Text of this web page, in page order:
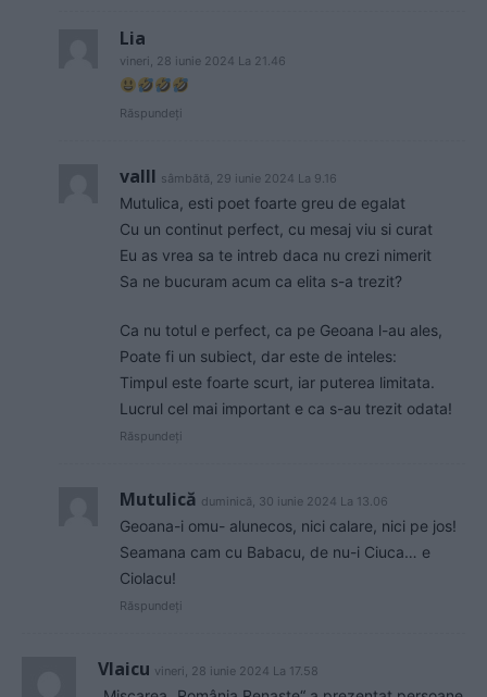
Lia
vineri, 28 iunie 2024 La 21.46
Răspundeți
valll sâmbătă, 29 iunie 2024 La 9.16
Mutulica, esti poet foarte greu de egalat
Cu un continut perfect, cu mesaj viu si curat
Eu as vrea sa te intreb daca nu crezi nimerit
Sa ne bucuram acum ca elita s-a trezit?
Ca nu totul e perfect, ca pe Geoana l-au ales,
Poate fi un subiect, dar este de inteles:
Timpul este foarte scurt, iar puterea limitata.
Lucrul cel mai important e ca s-au trezit odata!
Răspundeți
Mutulică duminică, 30 iunie 2024 La 13.06
Geoana-i omu- alunecos, nici calare, nici pe jos!
Seamana cam cu Babacu, de nu-i Ciuca… e
Ciolacu!
Răspundeți
Vlaicu vineri, 28 iunie 2024 La 17.58